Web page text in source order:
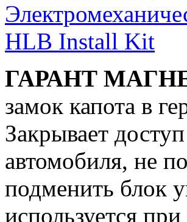
HLB Install Kit
ГАРАНТ
замок капота в
Закрывает
автомобиля, не
подменить блок
используется